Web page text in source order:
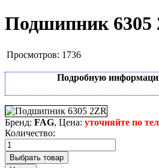
Подшипник 6305
Просмотров: 1736
Подробную
Бренд: FAG, Цена: уточняйте по
Количество: